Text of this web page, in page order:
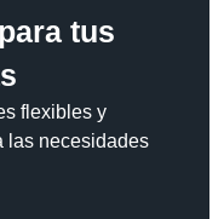
tus
flexibles y
las necesidades